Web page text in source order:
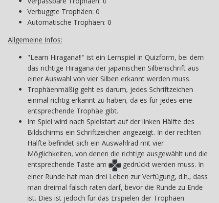
Verbuggte Trophäen: 0
Automatische Trophäen: 0
Allgemeine Infos:
"Learn Hiragana!!" ist ein Lernspiel in Quizform, bei dem
das richtige Hiragana der japanischen Silbenschrift aus
einer Auswahl von vier Silben erkannt werden muss.
Trophäenmäßig geht es darum, jedes Schriftzeichen
einmal richtig erkannt zu haben, da es für jedes eine
entsprechende Trophäe gibt.
Im Spiel wird nach Spielstart auf der linken Hälfte des
Bildschirms ein Schriftzeichen angezeigt. In der rechten
Hälfte befindet sich ein Auswahlrad mit vier
Möglichkeiten, von denen die richtige ausgewählt und die
entsprechende Taste am
gedrückt werden muss. In
einer Runde hat man drei Leben zur Verfügung, d.h., dass
man dreimal falsch raten darf, bevor die Runde zu Ende
ist. Dies ist jedoch für das Erspielen der Trophäen